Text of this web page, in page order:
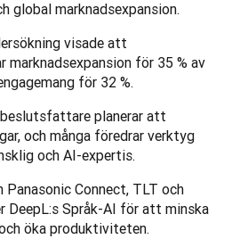
global marknadsexpansion.
visade att
marknadsexpansion för 35 % av
för 32 %.
planerar att
och många föredrar verktyg
och AI-expertis.
Connect, TLT och
DeepL:s Språk-AI för att minska
öka produktiviteten.